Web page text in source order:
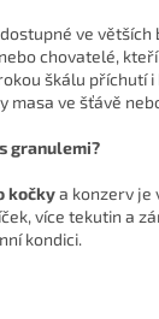
ve větších
chovatelé,
škálu příchutí i
masa ve šťávě
granulemi?
kočkya konzerv je
více tekutin a
kondici.